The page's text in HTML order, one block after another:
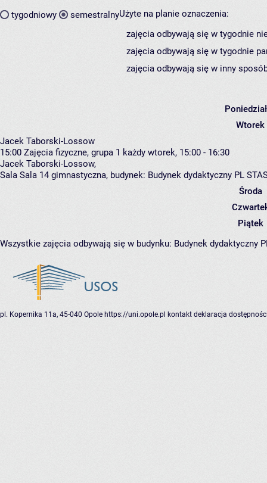
tygodniowy semestralnyUżyte na planie oznaczenia:
zajęcia odbywają się w tygodnie
zajęcia odbywają się w tygodnie
zajęcia odbywają się w inny
Wtorek
Jacek Taborski-Lossow
15:00 Zajęcia fizyczne, grupa 1 każdy wtorek, 15:00 - 16:30
Jacek Taborski-Lossow,
Sala Sala 14 gimnastyczna, budynek: Budynek dydaktyczny PL
Środa
Piątek
Wszystkie zajęcia odbywają się w budynku: Budynek dydaktyczny
pl. Kopernika 11a, 45-040 Opole https://uni.opole.pl kontakt deklaracja